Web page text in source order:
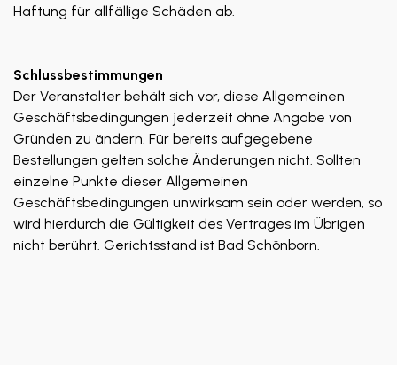
Haftung für allfällige Schäden ab.
Schlussbestimmungen
Der Veranstalter behält sich vor, diese Allgemeinen
Geschäftsbedingungen jederzeit ohne Angabe von
Gründen zu ändern. Für bereits aufgegebene
Bestellungen gelten solche Änderungen nicht. Sollten
einzelne Punkte dieser Allgemeinen
Geschäftsbedingungen unwirksam sein oder werden, so
wird hierdurch die Gültigkeit des Vertrages im Übrigen
nicht berührt. Gerichtsstand ist Bad Schönborn.